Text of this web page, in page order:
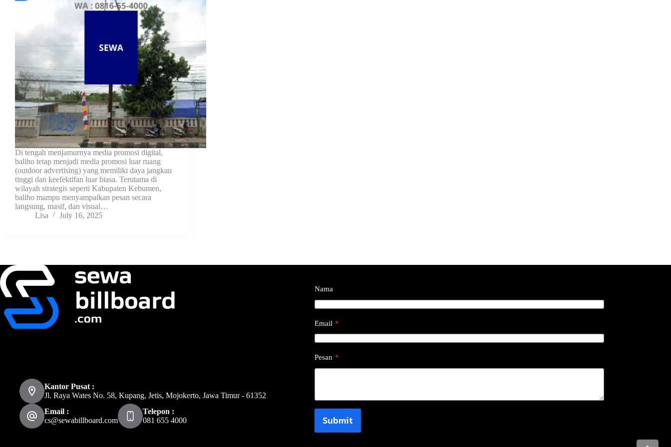
Di tengah menjamurnya media promosi digital,
baliho tetap menjadi media promosi luar ruang
(outdoor advertising) yang memiliki daya jangkau
tinggi dan keefektifan luar biasa. Terutama di
wilayah strategis seperti Kabupaten Kebumen,
baliho mampu menyampaikan pesan secara
langsung, masif, dan visual…
Lisa
July 16, 2025
Kantor Pusat :
Jl. Raya Wates No. 58, Kupang, Jetis, Mojokerto, Jawa Timur - 61352
Email :
cs@sewabillboard.com
Telepon :
081 655 4000
Nama
Email *
Pesan *
Submit